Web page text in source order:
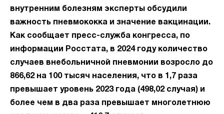
внутренним болезням эксперты обсудили
важность пневмококка и значение вакцинации.
Как сообщает пресс-служба конгресса, по
информации Росстата, в 2024 году количество
случаев внебольничной пневмонии возросло до
866,62 на 100 тысяч населения, что в 1,7 раза
превышает уровень 2023 года (498,02 случая) и
более чем в два раза превышает многолетнюю